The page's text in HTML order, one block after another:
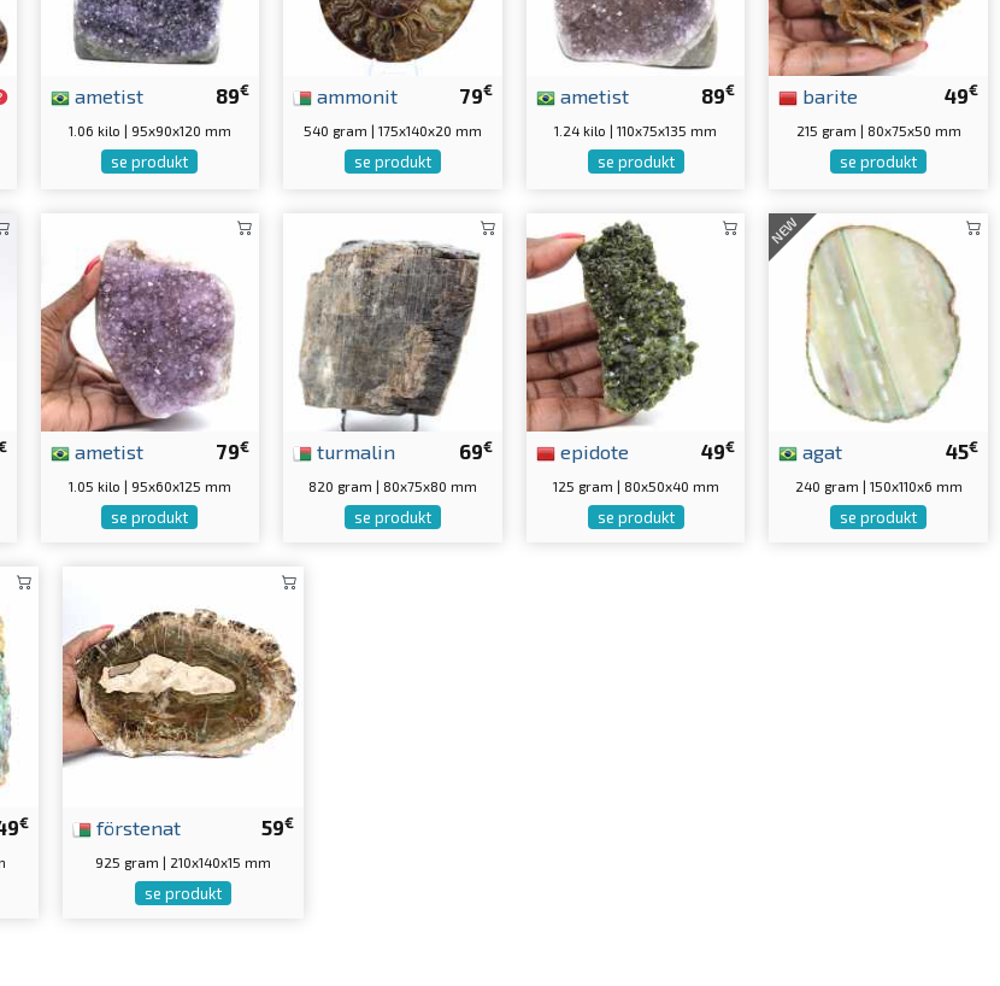
89€
ametist
1.06 kilo | 95x90x120 mm
se produkt
79€
ammonit
540 gram | 175x140x20 mm
se produkt
89€
ametist
1.24 kilo | 110x75x135 mm
se produkt
49€
barite
215 gram | 80x75x50 mm
se produkt
79€
ametist
1.05 kilo | 95x60x125 mm
se produkt
69€
turmalin
820 gram | 80x75x80 mm
se produkt
49€
epidote
125 gram | 80x50x40 mm
se produkt
NEW
45€
agat
240 gram | 150x110x6 mm
se produkt
€ 59€
förstenat
925 gram | 210x140x15 mm
se produkt